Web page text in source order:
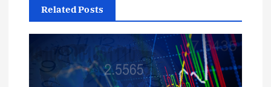
Related Posts